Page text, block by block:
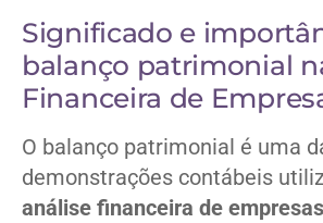
Significado e
balanço patrimonial
Financeira de
O balanço patrimonial é uma
demonstrações contábeis
análise financeira de empresas